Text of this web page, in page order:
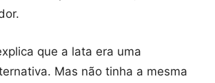
que a lata era uma
Mas não tinha a mesma